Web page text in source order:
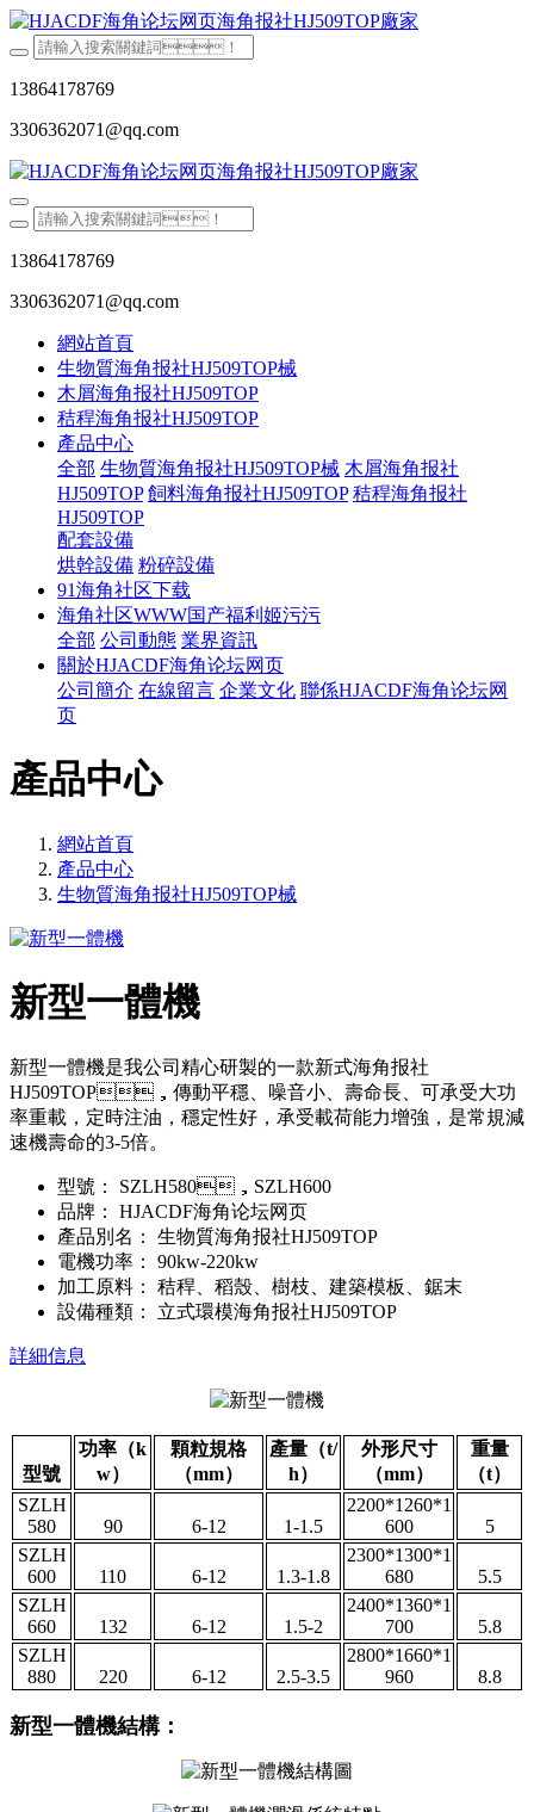
13864178769
3306362071@qq.com
13864178769
3306362071@qq.com
網站首頁
生物質海角报社HJ509TOP械
木屑海角报社HJ509TOP
秸稈海角报社HJ509TOP
產品中心
全部 生物質海角报社HJ509TOP械 木屑海角报社
HJ509TOP 飼料海角报社HJ509TOP 秸稈海角报社
HJ509TOP
配套設備
烘幹設備 粉碎設備
91海角社区下载
海角社区WWW国产福利姬污污
全部 公司動態 業界資訊
關於HJACDF海角论坛网页
公司簡介 在線留言 企業文化 聯係HJACDF海角论坛网
页
產品中心
網站首頁
產品中心
生物質海角报社HJ509TOP械
新型一體機
新型一體機是我公司精心研製的一款新式海角报社
HJ509TOP，傳動平穩、噪音小、壽命長、可承受大功
率重載，定時注油，穩定性好，承受載荷能力增強，是常規減
速機壽命的3-5倍。
型號：
SZLH580，SZLH600
品牌：
HJACDF海角论坛网页
產品別名：
生物質海角报社HJ509TOP
電機功率：
90kw-220kw
加工原料：
秸稈、稻殼、樹枝、建築模板、鋸末
設備種類：
立式環模海角报社HJ509TOP
詳細信息
型號
功率（k
w）
顆粒規格
（mm）
產量（t/
h）
外形尺寸
（mm）
重量
（t）
SZLH
580
90 6-12 1-1.5
2200*1260*1
600
5
SZLH
600
110 6-12 1.3-1.8
2300*1300*1
680
5.5
SZLH
660
132 6-12 1.5-2
2400*1360*1
700
5.8
SZLH
880
220 6-12 2.5-3.5
2800*1660*1
960
8.8
新型一體機結構：